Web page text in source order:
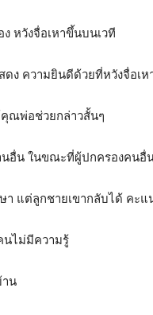
หวังจื่อเหาขึ้นบนเวที
ง ความยินดีด้วยที่หวังจื่อเห
ณพ่อช่วยกล่าวสั้นๆ
อื่น ในขณะที่ผู้ปกครองคนอื่
า แต่ลูกชายเขากลับได้ คะ
นไม่มีความรู้
าน